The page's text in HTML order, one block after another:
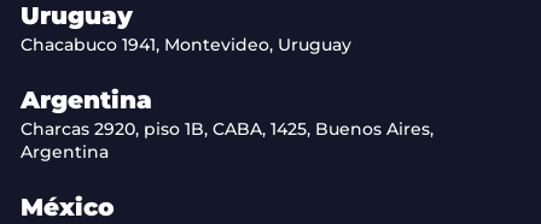
Uruguay
Chacabuco 1941, Montevideo, Uruguay
Argentina
Charcas 2920, piso 1B, CABA, 1425, Buenos Aires,
Argentina
México